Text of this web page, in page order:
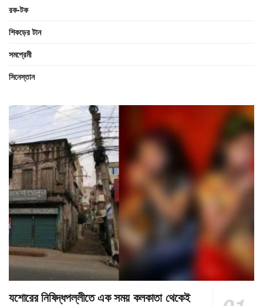
রক-টক
শিকড়ের টান
সমপ্রেমী
সিনেস্তান
যশোরের নিষিদ্ধপল্লীতে এক সময় কলকাতা থেকেই